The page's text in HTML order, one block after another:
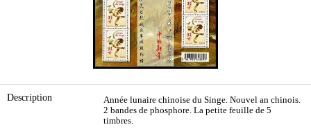
Description
Année lunaire chinoise du Singe. Nouvel an chinois.
2 bandes de phosphore. La petite feuille de 5
timbres.